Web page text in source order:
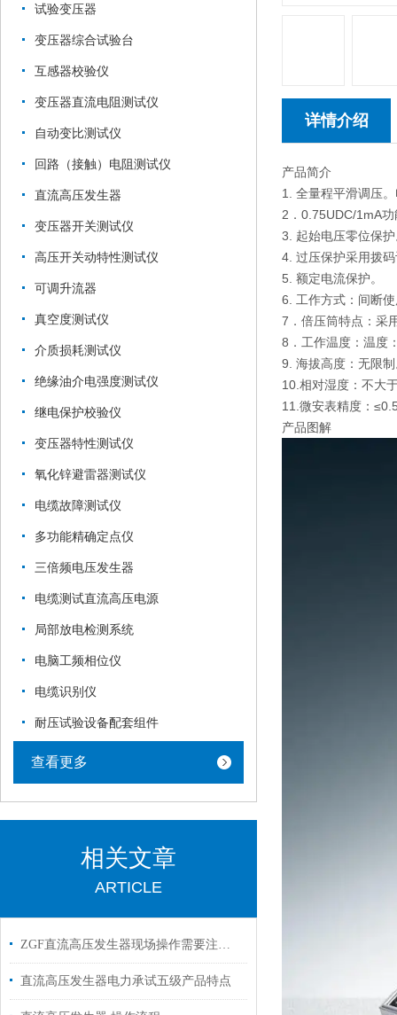
试验变压器
变压器综合试验台
互感器校验仪
变压器直流电阻测试仪
自动变比测试仪
回路（接触）电阻测试仪
直流高压发生器
变压器开关测试仪
高压开关动特性测试仪
可调升流器
真空度测试仪
介质损耗测试仪
绝缘油介电强度测试仪
继电保护校验仪
变压器特性测试仪
氧化锌避雷器测试仪
电缆故障测试仪
多功能精确定点仪
三倍频电压发生器
电缆测试直流高压电源
局部放电检测系统
电脑工频相位仪
电缆识别仪
耐压试验设备配套组件
查看更多
相关文章
ARTICLE
ZGF直流高压发生器现场操作需要注意些什么
直流高压发生器电力承试五级产品特点
详情介绍
产品简介
1. 全量程平滑调压
2．0.75UDC/1mA
3. 起始电压零位保
4. 过压保护采用拨
5. 额定电流保护。
6. 工作方式：间断
7．倍压筒特点：采
8．工作温度：温
9. 海拔高度：无限
10.相对湿度：不大
11.微安表精度：
产品图解